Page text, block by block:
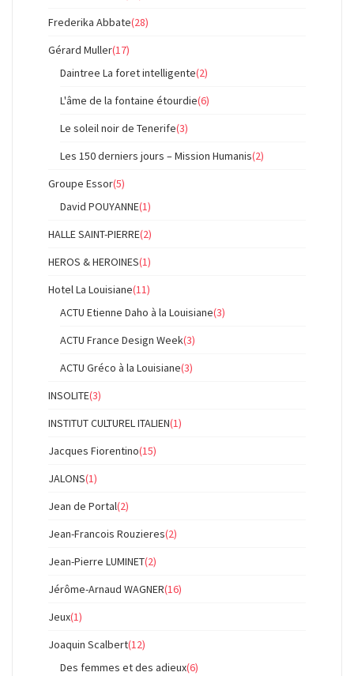
Frederika Abbate(28)
Gérard Muller(17)
Daintree La foret intelligente(2)
L'âme de la fontaine étourdie(6)
Le soleil noir de Tenerife(3)
Les 150 derniers jours – Mission Humanis(2)
Groupe Essor(5)
David POUYANNE(1)
HALLE SAINT-PIERRE(2)
HEROS & HEROINES(1)
Hotel La Louisiane(11)
ACTU Etienne Daho à la Louisiane(3)
ACTU France Design Week(3)
ACTU Gréco à la Louisiane(3)
INSOLITE(3)
INSTITUT CULTUREL ITALIEN(1)
Jacques Fiorentino(15)
JALONS(1)
Jean de Portal(2)
Jean-Francois Rouzieres(2)
Jean-Pierre LUMINET(2)
Jérôme-Arnaud WAGNER(16)
Jeux(1)
Joaquin Scalbert(12)
Des femmes et des adieux(6)